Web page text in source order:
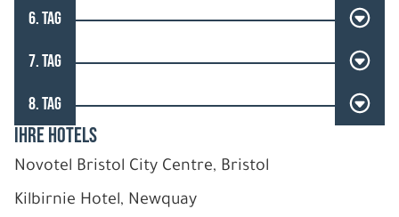
6. TAG
7. TAG
8. TAG
IHRE HOTELS
Novotel Bristol City Centre, Bristol
Kilbirnie Hotel, Newquay